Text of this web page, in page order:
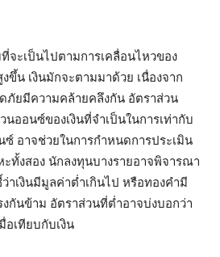
จะเป็นไปตามการเคลื่อนไหวของ
ขึ้น เงินมักจะตามมาด้วย เนื่องจาก
ภัยมีความคล้ายคลึงกัน อัตราส่วน
นออนซ์ของเงินที่จำเป็นในการเท่ากับ
อาจช่วยในการกำหนดการประเมิน
ทั้งสอง นักลงทุนบางรายอาจพิจารณา
าเงินมีมูลค่าต่ำเกินไป หรือทองคำมี
งกันข้าม อัตราส่วนที่ต่ำอาจบ่งบอกว่า
อเทียบกับเงิน